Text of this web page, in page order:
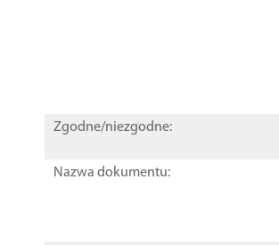
Zgodne/niezgodne:
Nazwa dokumentu: